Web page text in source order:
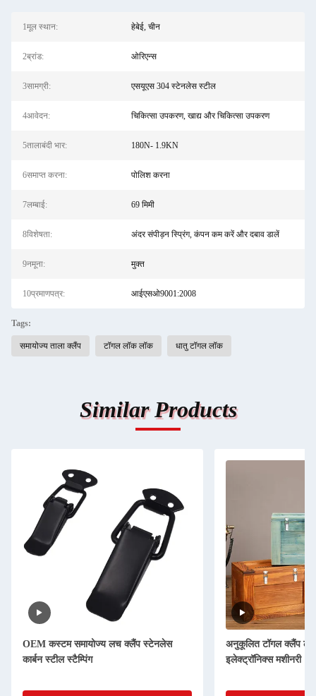
1मूल स्थान: हेबेई, चीन
2ब्रांड: ओरिएन्स
3सामग्री: एसयूएस 304 स्टेनलेस स्टील
4आवेदन: चिकित्सा उपकरण, खाद्य और चिकित्सा उपकरण
5तालाबंदी भार: 180N- 1.9KN
6समाप्त करना: पोलिश करना
7लम्बाई: 69 मिमी
8विशेषता: अंदर संपीड़न स्प्रिंग, कंपन कम करें और दबाव डालें
9नमूना: मुक्त
10प्रमाणपत्र: आईएसओ9001:2008
Tags:
समायोज्य ताला क्लैंप टॉगल लॉक लॉक धातु टॉगल लॉक
Similar Products
OEM कस्टम समायोज्य लच क्लैंप स्टेनलेस
कार्बन स्टील स्टैम्पिंग
अनुकूलित टॉगल क्लैंप
इलेक्ट्रॉनिक्स मशीनरी